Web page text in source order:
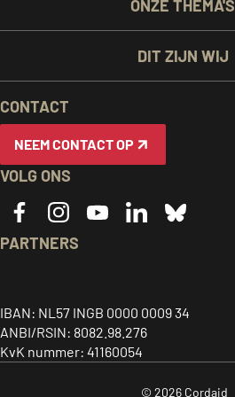
LINKS
EN
INFORMATIE
ONZE THEMA'S
DIT ZIJN WIJ
CONTACT
NEEM CONTACT OP
VOLG ONS
PARTNERS
link
to
home
logo,
link
to
link
to
home
for
global
justice
IBAN: NL57 INGB 0000 0009 34
ANBI/RSIN: 8082.98.276
KvK nummer: 41160054
© 2026 Cordaid